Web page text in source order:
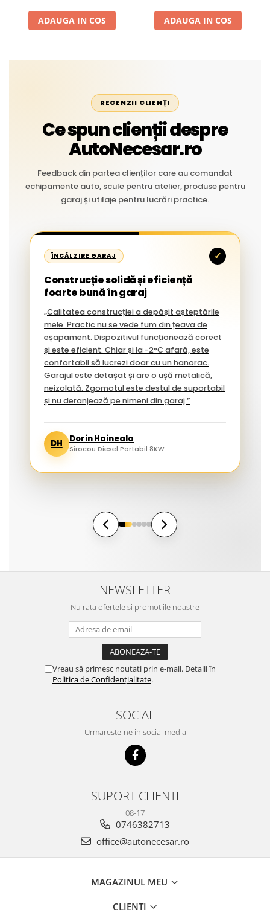
Liniar
ADAUGA IN COS ADAUGA IN COS
RECENZII CLIENȚI
Ce spun clienții despre
AutoNecesar.ro
Feedback din partea clienților care au comandat
echipamente auto, scule pentru atelier, produse pentru
garaj și utilaje pentru lucrări practice.
ÎNCĂLZIRE GARAJ ✓
Construcție solidă și eficiență
foarte bună în garaj
„Calitatea construcției a depășit așteptările
mele. Practic nu se vede fum din țeava de
eșapament. Dispozitivul funcționează corect
și este eficient. Chiar și la -2°C afară, este
confortabil să lucrezi doar cu un hanorac.
Garajul este detașat și are o ușă metalică,
neizolată. Zgomotul este destul de suportabil
și nu deranjează pe nimeni din garaj.”
DH Dorin Haineala
Sirocou Diesel Portabil 8KW
NEWSLETTER
Nu rata ofertele si promotiile noastre
Vreau să primesc noutati prin e-mail. Detalii în
Politica de Confidențialitate.
SOCIAL
Urmareste-ne in social media
SUPORT CLIENTI
08-17
0746382713
office@autonecesar.ro
MAGAZINUL MEU
CLIENTI